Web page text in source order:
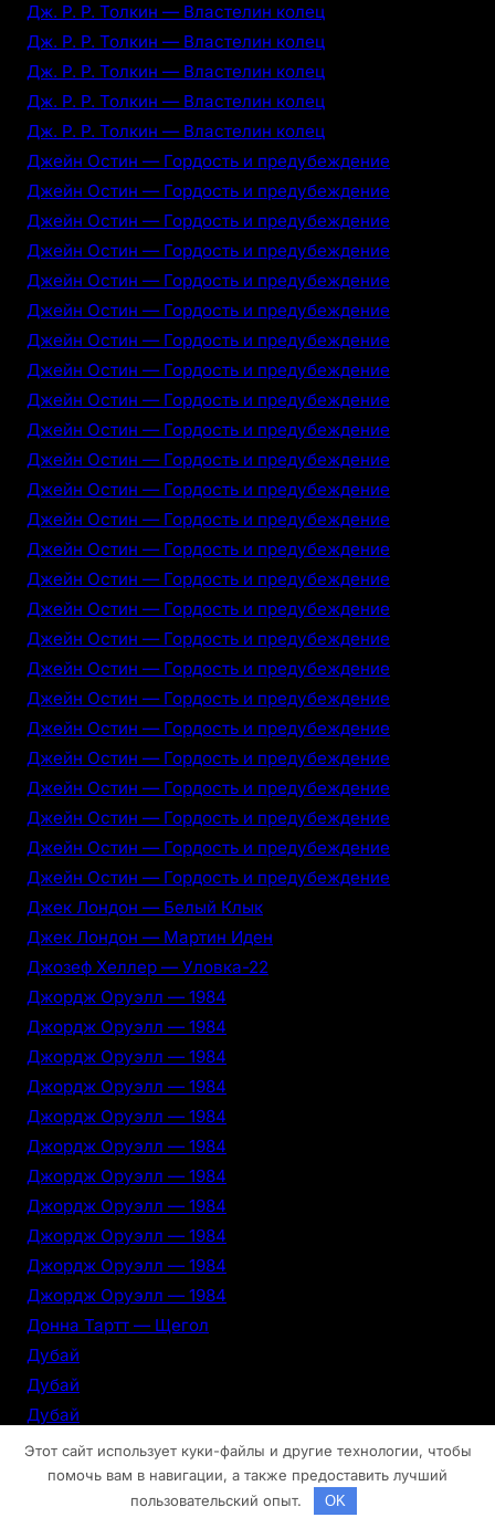
Дж. Р. Р. Толкин — Властелин колец
Дж. Р. Р. Толкин — Властелин колец
Дж. Р. Р. Толкин — Властелин колец
Дж. Р. Р. Толкин — Властелин колец
Дж. Р. Р. Толкин — Властелин колец
Джейн Остин — Гордость и предубеждение
Джейн Остин — Гордость и предубеждение
Джейн Остин — Гордость и предубеждение
Джейн Остин — Гордость и предубеждение
Джейн Остин — Гордость и предубеждение
Джейн Остин — Гордость и предубеждение
Джейн Остин — Гордость и предубеждение
Джейн Остин — Гордость и предубеждение
Джейн Остин — Гордость и предубеждение
Джейн Остин — Гордость и предубеждение
Джейн Остин — Гордость и предубеждение
Джейн Остин — Гордость и предубеждение
Джейн Остин — Гордость и предубеждение
Джейн Остин — Гордость и предубеждение
Джейн Остин — Гордость и предубеждение
Джейн Остин — Гордость и предубеждение
Джейн Остин — Гордость и предубеждение
Джейн Остин — Гордость и предубеждение
Джейн Остин — Гордость и предубеждение
Джейн Остин — Гордость и предубеждение
Джейн Остин — Гордость и предубеждение
Джейн Остин — Гордость и предубеждение
Джейн Остин — Гордость и предубеждение
Джейн Остин — Гордость и предубеждение
Джейн Остин — Гордость и предубеждение
Джек Лондон — Белый Клык
Джек Лондон — Мартин Иден
Джозеф Хеллер — Уловка-22
Джордж Оруэлл — 1984
Джордж Оруэлл — 1984
Джордж Оруэлл — 1984
Джордж Оруэлл — 1984
Джордж Оруэлл — 1984
Джордж Оруэлл — 1984
Джордж Оруэлл — 1984
Джордж Оруэлл — 1984
Джордж Оруэлл — 1984
Джордж Оруэлл — 1984
Джордж Оруэлл — 1984
Донна Тартт — Щегол
Дубай
Дубай
Дубай
Дубай
Дубай
Этот сайт использует куки-файлы и другие технологии, чтобы
помочь вам в навигации, а также предоставить лучший
пользовательский опыт.
OK